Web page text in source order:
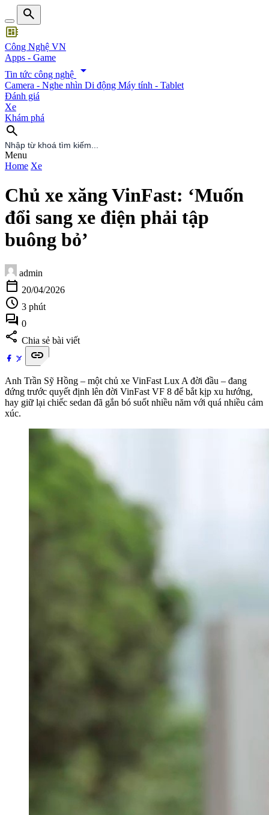
search
developer_board
Công Nghệ VN
Apps - Game
Tin tức công nghệ
arrow_drop_down
Camera - Nghe nhìn Di động Máy tính - Tablet
Đánh giá
Xe
Khám phá
search
search
Menu
Home Xe
Chủ xe xăng VinFast: ‘Muốn
đổi sang xe điện phải tập
buông bỏ’
admin
calendar_today 20/04/2026
schedule 3 phút
forum 0
share Chia sẻ bài viết
link
Anh Trần Sỹ Hồng – một chủ xe VinFast Lux A đời đầu – đang
đứng trước quyết định lên đời VinFast VF 8 để bắt kịp xu hướng,
hay giữ lại chiếc sedan đã gắn bó suốt nhiều năm với quá nhiều cảm
xúc.